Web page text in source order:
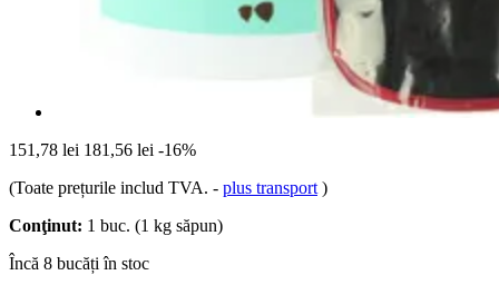
151,78 lei 181,56 lei -16%
(Toate prețurile includ TVA. - plus transport )
Conţinut: 1 buc. (1 kg săpun)
Încă 8 bucăți în stoc